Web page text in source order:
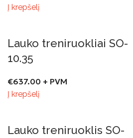
Į krepšelį
Lauko treniruokliai SO-
10.35
€637.00 + PVM
Į krepšelį
Lauko treniruoklis SO-